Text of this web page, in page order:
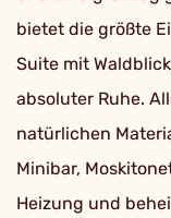
bietet die größte
Suite mit
absoluter Ruhe.
natürlichen
Minibar,
Heizung und